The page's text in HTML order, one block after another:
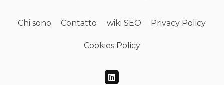
Chi sono Contatto wiki SEO Privacy Policy
Cookies Policy